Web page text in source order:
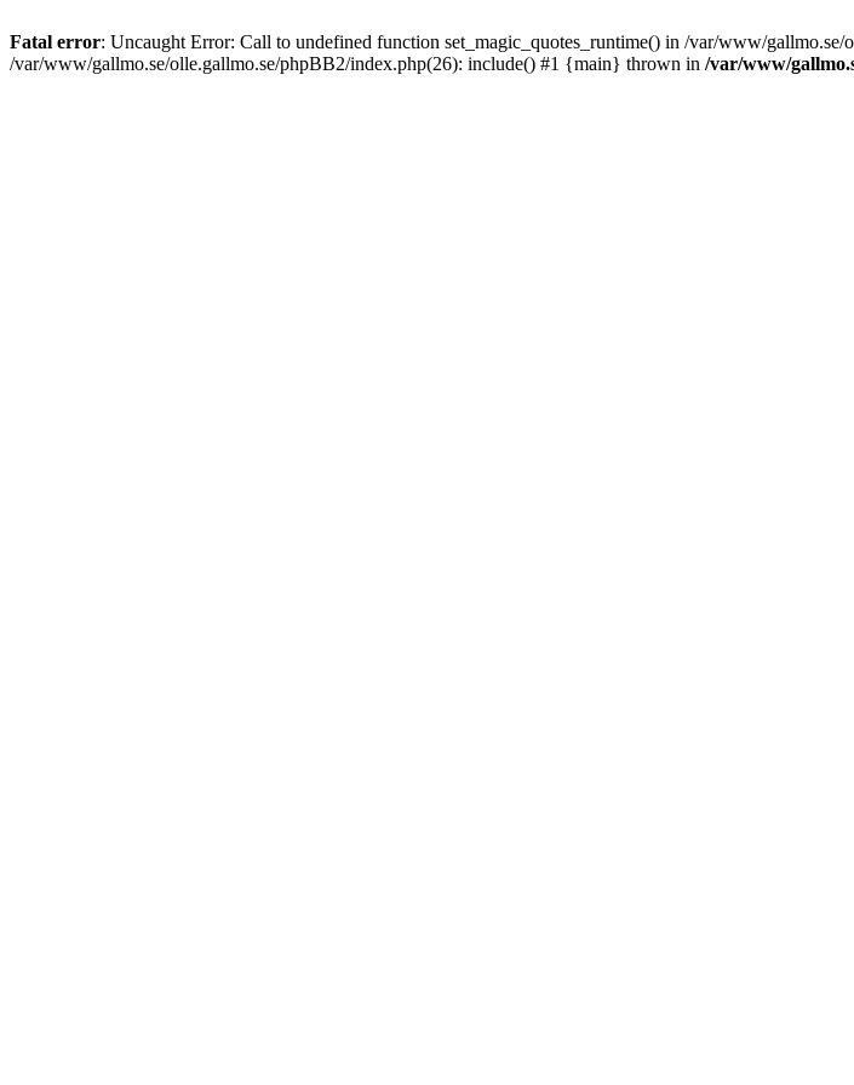
Fatal error: Uncaught Error: Call to undefined function set_magic_quotes_runtime() in /var/www/
/var/www/gallmo.se/olle.gallmo.se/phpBB2/index.php(26): include() #1 {main} thrown in /var/www/